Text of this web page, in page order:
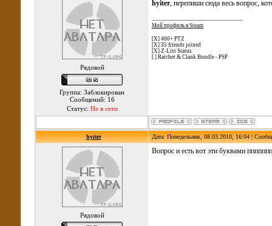
Рядовой
Группа: Заблокирован
Сообщений: 16
Статус: Не в сети
hyiter, перепиши сюда весь вопрос,
Мой профиль в Steam
[X] 400+ PTZ
[X] 35 friends joined
[X] Z-List Status
[ ] Ratchet & Clank Bundle - PSP
hyiter Дата: Понедельник, 08.03.2010, 16:04 |
Рядовой
Вопрос и есть вот эти буквами